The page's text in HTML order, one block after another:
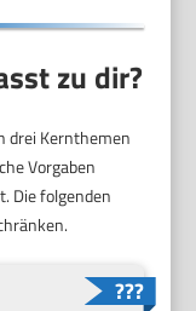
zu dir?
drei Kernthemen
Vorgaben
Die folgenden